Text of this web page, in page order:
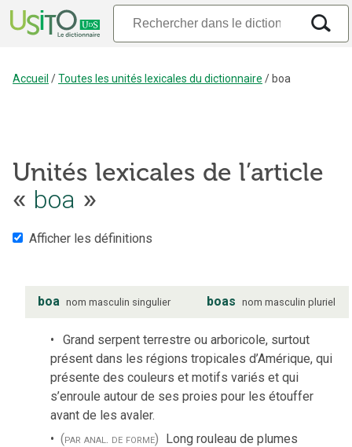
Accueil /Toutes les unités lexicales du dictionnaire / boa
Unités lexicales de l’article
« boa »
Afficher les définitions
boa nom masculin singulier boas nom masculin pluriel
Grand serpent terrestre ou arboricole, surtout
présent dans les régions tropicales d’Amérique, qui
présente des couleurs et motifs variés et qui
s’enroule autour de ses proies pour les étouffer
avant de les avaler.
(par anal. de forme) Long rouleau de plumes